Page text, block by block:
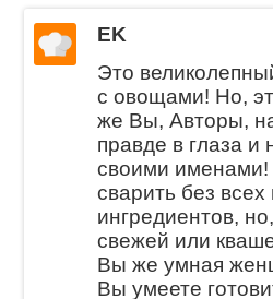
EK
Это
с овощами! Но,
же Вы, Авторы,
правде в глаза и
своими
сварить без
ингредиентов,
свежей или
Вы же умная
Вы умеете